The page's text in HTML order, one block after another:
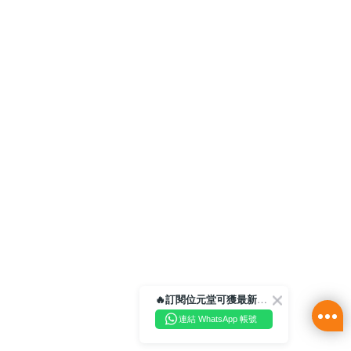
🔥訂閱位元堂可獲最新優惠及活動資訊🔥
連結 WhatsApp 帳號